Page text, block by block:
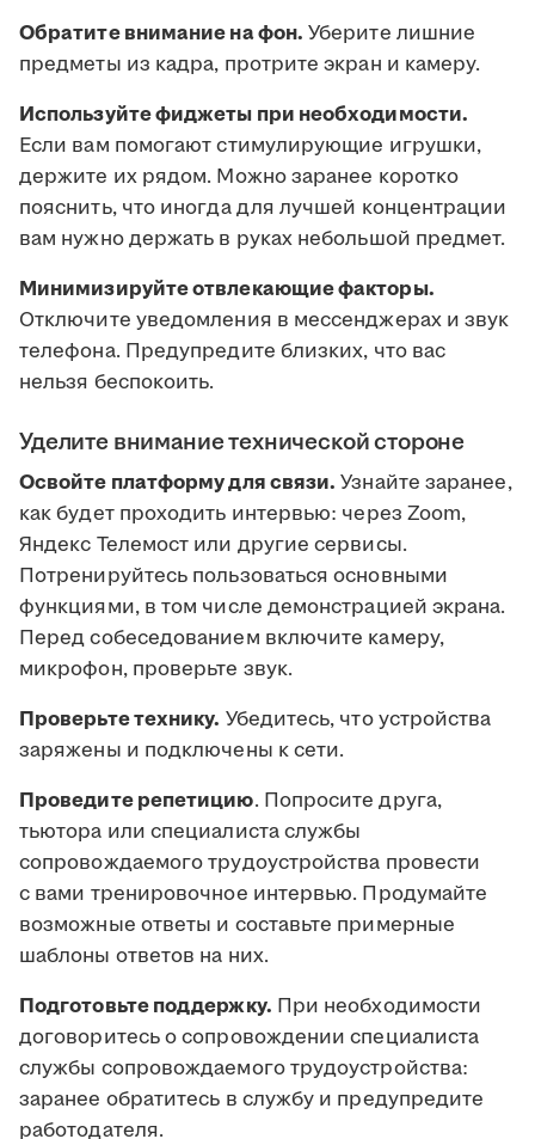
Обратите внимание на фон. Уберите лишние
предметы из кадра, протрите экран и камеру.
Используйте фиджеты при необходимости.
Если вам помогают стимулирующие игрушки,
держите их рядом. Можно заранее коротко
пояснить, что иногда для лучшей концентрации
вам нужно держать в руках небольшой предмет.
Минимизируйте отвлекающие факторы.
Отключите уведомления в мессенджерах и звук
телефона. Предупредите близких, что вас
нельзя беспокоить.
Уделите внимание технической стороне
Освойте платформу для связи. Узнайте заранее,
как будет проходить интервью: через Zoom,
Яндекс Телемост или другие сервисы.
Потренируйтесь пользоваться основными
функциями, в том числе демонстрацией экрана.
Перед собеседованием включите камеру,
микрофон, проверьте звук.
Проверьте технику. Убедитесь, что устройства
заряжены и подключены к сети.
Проведите репетицию. Попросите друга,
тьютора или специалиста службы
сопровождаемого трудоустройства провести
с вами тренировочное интервью. Продумайте
возможные ответы и составьте примерные
шаблоны ответов на них.
Подготовьте поддержку. При необходимости
договоритесь о сопровождении специалиста
службы сопровождаемого трудоустройства:
заранее обратитесь в службу и предупредите
работодателя.